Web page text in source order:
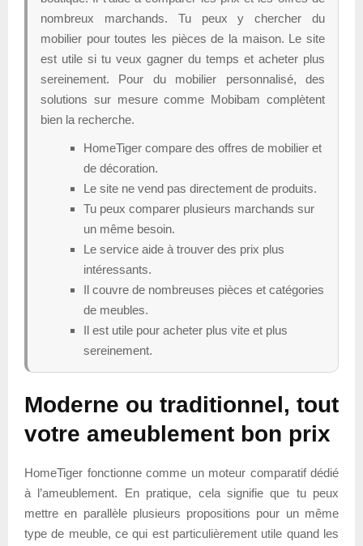
nombreux marchands. Tu peux y chercher du
mobilier pour toutes les pièces de la maison. Le site
est utile si tu veux gagner du temps et acheter plus
sereinement. Pour du mobilier personnalisé, des
solutions sur mesure comme Mobibam complètent
bien la recherche.
HomeTiger compare des offres de mobilier et
de décoration.
Le site ne vend pas directement de produits.
Tu peux comparer plusieurs marchands sur
un même besoin.
Le service aide à trouver des prix plus
intéressants.
Il couvre de nombreuses pièces et catégories
de meubles.
Il est utile pour acheter plus vite et plus
sereinement.
Moderne ou traditionnel, tout
votre ameublement bon prix
HomeTiger fonctionne comme un moteur comparatif dédié
à l’ameublement. En pratique, cela signifie que tu peux
mettre en parallèle plusieurs propositions pour un même
type de meuble, ce qui est particulièrement utile quand les